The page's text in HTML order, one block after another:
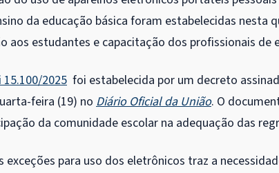
da educação básica foram estabelecidas nesta
aos estudantes e capacitação dos profissionais de
2025 foi estabelecida por um decreto
feira (19) no Diário Oficial da União. O
da comunidade escolar na adequação das
exceções para uso dos eletrônicos traz a